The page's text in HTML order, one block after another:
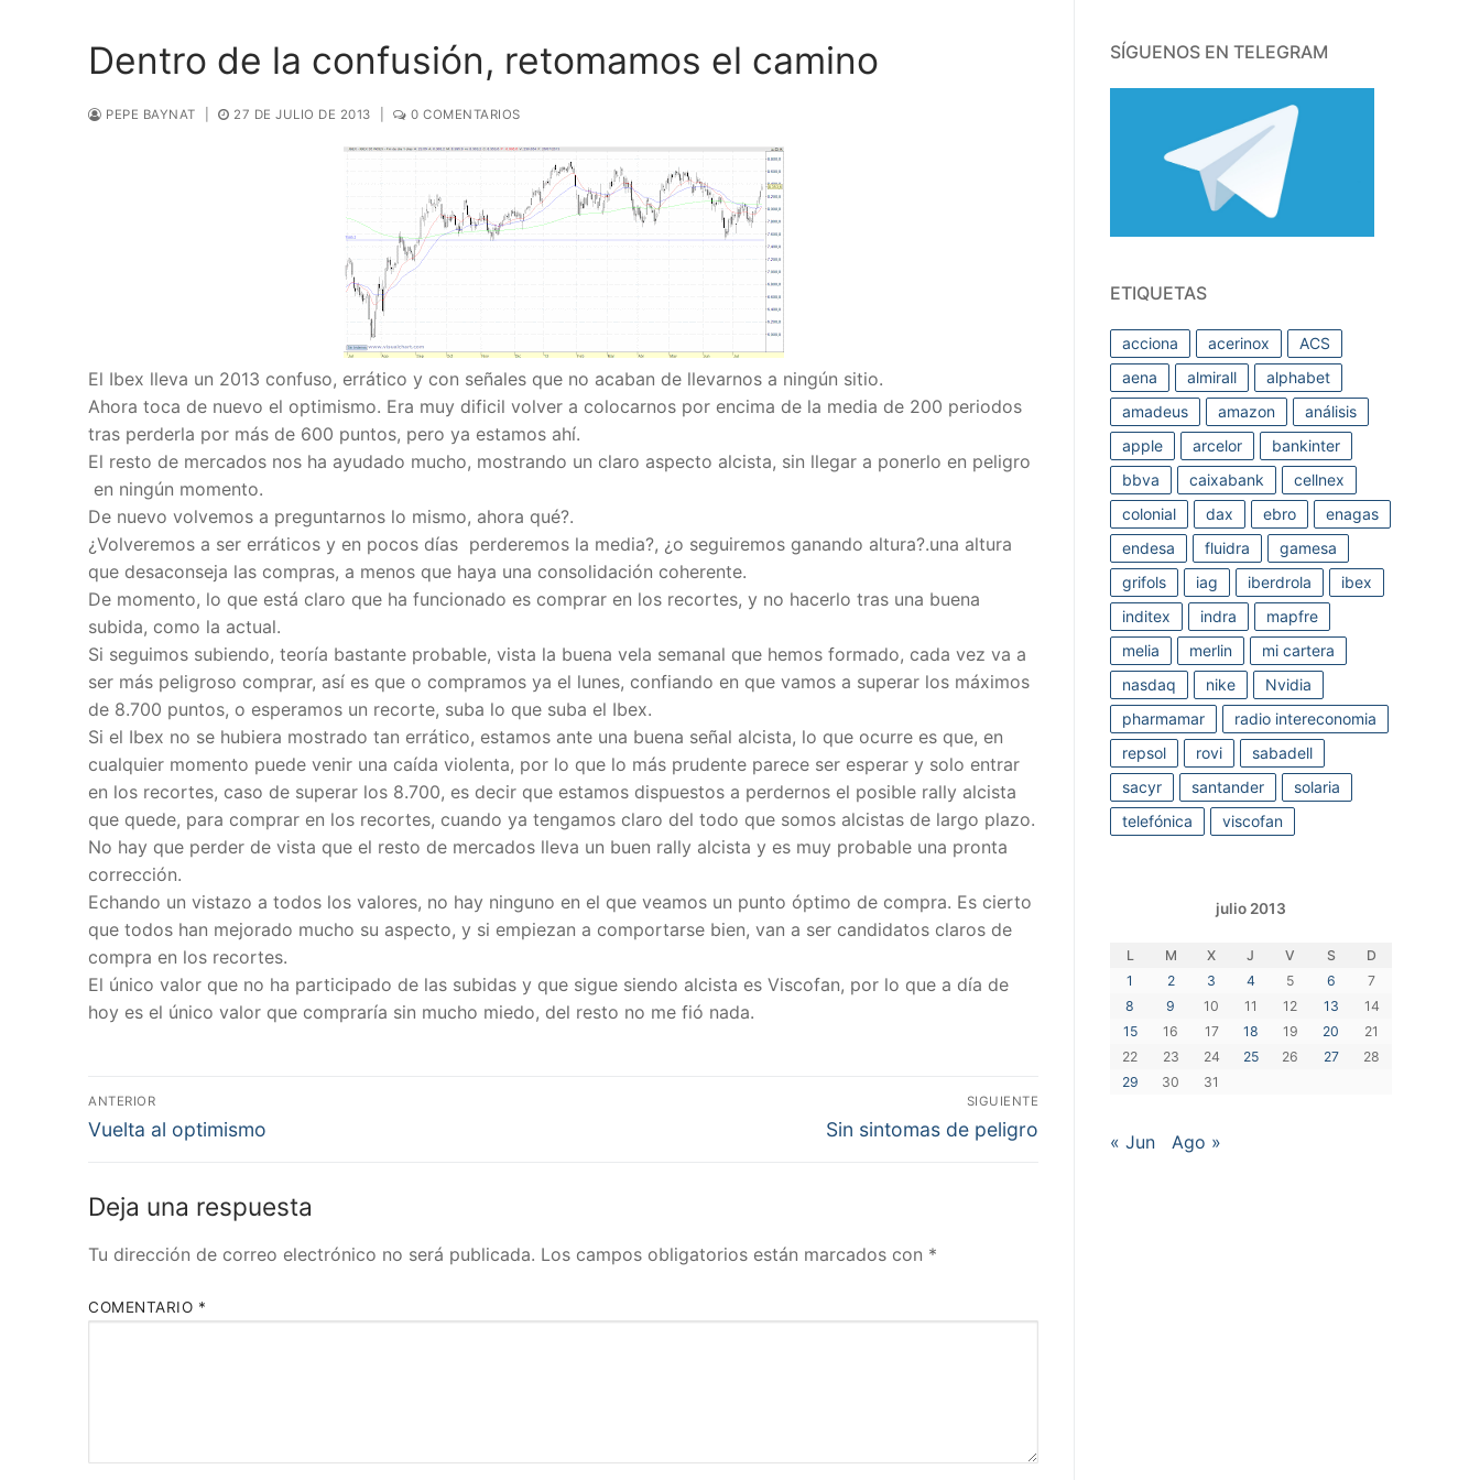
Dentro de la confusión, retomamos el camino
PEPE BAYNAT 27 DE JULIO DE 2013 0 COMENTARIOS
El Ibex lleva un 2013 confuso, errático y con señales que no acaban de llevarnos a ningún sitio.
Ahora toca de nuevo el optimismo. Era muy dificil volver a colocarnos por encima de la media de 200 periodos
tras perderla por más de 600 puntos, pero ya estamos ahí.
El resto de mercados nos ha ayudado mucho, mostrando un claro aspecto alcista, sin llegar a ponerlo en peligro
en ningún momento.
De nuevo volvemos a preguntarnos lo mismo, ahora qué?.
¿Volveremos a ser erráticos y en pocos días perderemos la media?, ¿o seguiremos ganando altura?.una altura
que desaconseja las compras, a menos que haya una consolidación coherente.
De momento, lo que está claro que ha funcionado es comprar en los recortes, y no hacerlo tras una buena
subida, como la actual.
Si seguimos subiendo, teoría bastante probable, vista la buena vela semanal que hemos formado, cada vez va a
ser más peligroso comprar, así es que o compramos ya el lunes, confiando en que vamos a superar los máximos
de 8.700 puntos, o esperamos un recorte, suba lo que suba el Ibex.
Si el Ibex no se hubiera mostrado tan errático, estamos ante una buena señal alcista, lo que ocurre es que, en
cualquier momento puede venir una caída violenta, por lo que lo más prudente parece ser esperar y solo entrar
en los recortes, caso de superar los 8.700, es decir que estamos dispuestos a perdernos el posible rally alcista
que quede, para comprar en los recortes, cuando ya tengamos claro del todo que somos alcistas de largo plazo.
No hay que perder de vista que el resto de mercados lleva un buen rally alcista y es muy probable una pronta
corrección.
Echando un vistazo a todos los valores, no hay ninguno en el que veamos un punto óptimo de compra. Es cierto
que todos han mejorado mucho su aspecto, y si empiezan a comportarse bien, van a ser candidatos claros de
compra en los recortes.
El único valor que no ha participado de las subidas y que sigue siendo alcista es Viscofan, por lo que a día de
hoy es el único valor que compraría sin mucho miedo, del resto no me fió nada.
Navegación
de
ANTERIOR
Entrada
Vuelta al optimismo
SIGUIENTE
Entrada
Sin sintomas de peligro
Deja una respuesta
Tu dirección de correo electrónico no será publicada. Los campos obligatorios están marcados con *
COMENTARIO *
SÍGUENOS EN TELEGRAM
ETIQUETAS
acciona acerinox
ACS
aena
almirall
alphabet
amadeus
amazon
análisis
apple
arcelor
bankinter
bbva
caixabank
cellnex
colonial
dax ebro
enagas
endesa
fluidra
gamesa
grifols
iag iberdrola
ibex
inditex
indra
mapfre
melia
merlin
mi cartera
nasdaq
nike
Nvidia
pharmamar
radio intereconomia
repsol
rovi
sabadell
sacyr
santander
solaria
telefónica
viscofan
julio 2013
L M X J V S
D
1
2 3 4 5 6
7
8
9 10 11 12 13
14
15
16 17 18 19 20
21
22
23 24 25 26 27
28
29
30 31
« Jun Ago »